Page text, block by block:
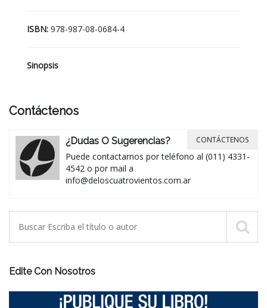
ISBN: 978-987-08-0684-4
Sinopsis
Contáctenos
¿Dudas O Sugerencias?
Puede contactarnos por teléfono al (011) 4331-
4542 o por mail a
info@deloscuatrovientos.com.ar
CONTÁCTENOS
Edite Con Nosotros